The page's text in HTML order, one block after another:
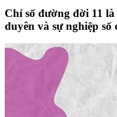
Chỉ số đường đời 11
duyên và sự nghiệp số